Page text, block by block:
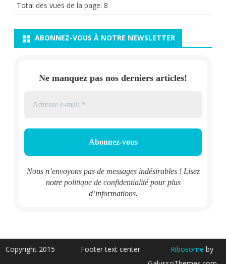
Total des vues de la page: 8
ABONNEZ-VOUS À NOTRE NEWSLETTER
Ne manquez pas nos derniers articles!
Nous n’envoyons pas de messages indésirables ! Lisez
notre politique de confidentialitépour plus
d’informations.
Copyright 2015 Footer text center Ribosome by